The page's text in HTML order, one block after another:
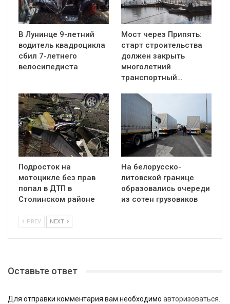
В Лунинце 9-летний
водитель квадроцикла
сбил 7-летнего
велосипедиста
Мост через Припять:
старт строительства
должен закрыть
многолетний
транспортный…
Подросток на
мотоцикле без прав
попал в ДТП в
Столинском районе
На белорусско-
литовской границе
образовались очереди
из сотен грузовиков
PREV NEXT
Оставьте ответ
Для отправки комментария вам необходимо авторизоваться.